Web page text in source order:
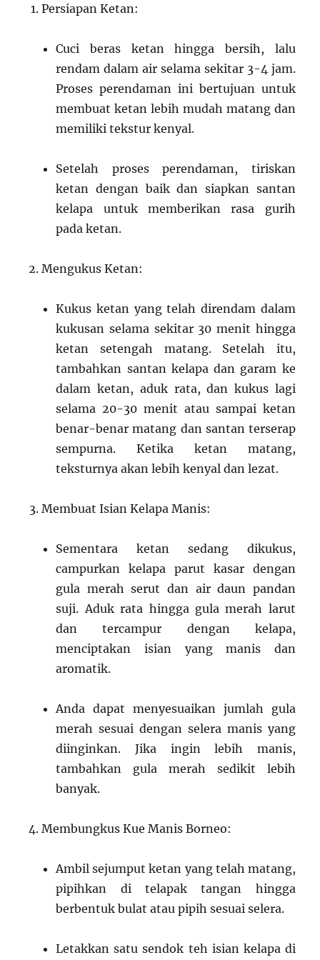
Persiapan Ketan:
Cuci beras ketan hingga bersih, lalu
rendam dalam air selama sekitar 3-4 jam.
Proses perendaman ini bertujuan untuk
membuat ketan lebih mudah matang dan
memiliki tekstur kenyal.
Setelah proses perendaman, tiriskan
ketan dengan baik dan siapkan santan
kelapa untuk memberikan rasa gurih
pada ketan.
Mengukus Ketan:
Kukus ketan yang telah direndam dalam
kukusan selama sekitar 30 menit hingga
ketan setengah matang. Setelah itu,
tambahkan santan kelapa dan garam ke
dalam ketan, aduk rata, dan kukus lagi
selama 20-30 menit atau sampai ketan
benar-benar matang dan santan terserap
sempurna. Ketika ketan matang,
teksturnya akan lebih kenyal dan lezat.
Membuat Isian Kelapa Manis:
Sementara ketan sedang dikukus,
campurkan kelapa parut kasar dengan
gula merah serut dan air daun pandan
suji. Aduk rata hingga gula merah larut
dan tercampur dengan kelapa,
menciptakan isian yang manis dan
aromatik.
Anda dapat menyesuaikan jumlah gula
merah sesuai dengan selera manis yang
diinginkan. Jika ingin lebih manis,
tambahkan gula merah sedikit lebih
banyak.
Membungkus Kue Manis Borneo:
Ambil sejumput ketan yang telah matang,
pipihkan di telapak tangan hingga
berbentuk bulat atau pipih sesuai selera.
Letakkan satu sendok teh isian kelapa di